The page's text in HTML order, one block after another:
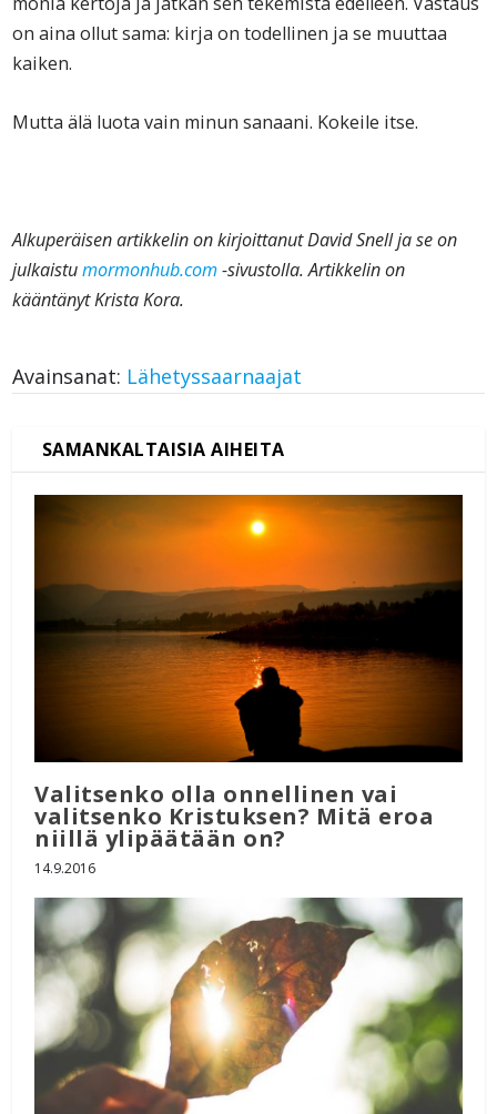
on aina ollut sama: kirja on todellinen ja se muuttaa
kaiken.
Mutta älä luota vain minun sanaani. Kokeile itse.
Alkuperäisen artikkelin on kirjoittanut David Snell ja se on
julkaistumormonhub.com-sivustolla. Artikkelin on
kääntänyt Krista Kora.
Avainsanat: Lähetyssaarnaajat
Valitsenko olla onnellinen vai
valitsenko Kristuksen? Mitä eroa
niillä ylipäätään on?
14.9.2016